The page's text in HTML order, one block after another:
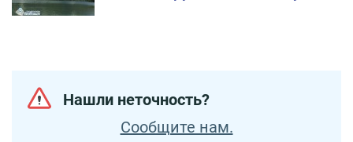
Нашли неточность?
Сообщите нам.